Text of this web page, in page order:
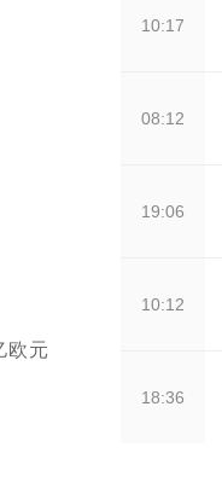
欧元
10:17
08:12
19:06
10:12
18:36